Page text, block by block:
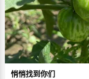
悄悄找到你们